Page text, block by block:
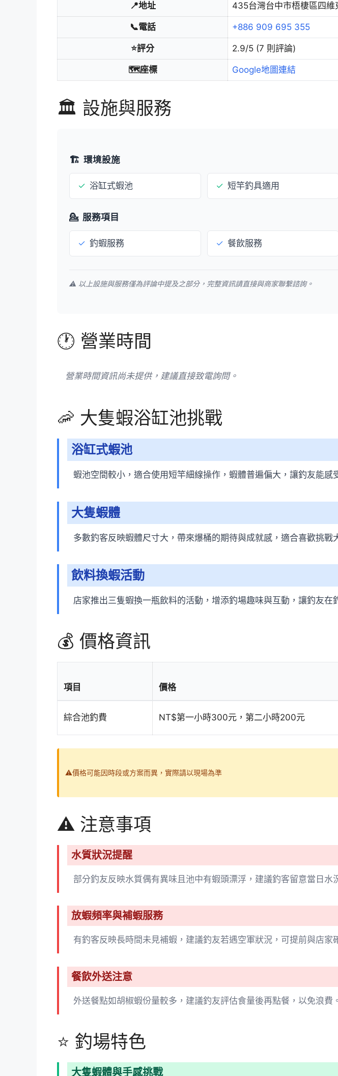
📍地址 435台灣台中市梧棲區四維
📞電話 +886 909 695 355
⭐評分 2.9/5 (7 則評論)
🗺️座標 Google地圖連結
🏛️ 設施與服務
🏗️ 環境設施
✓ 浴缸式蝦池 ✓ 短竿釣具適用
💁 服務項目
✓ 釣蝦服務 ✓ 餐飲服務
⚠️ 以上設施與服務僅為評論中提及之部分，完整資訊請直接與商家聯繫諮詢。
🕐 營業時間
營業時間資訊尚未提供，建議直接致電詢問。
🦐 大隻蝦浴缸池挑戰
浴缸式蝦池
蝦池空間較小，適合使用短竿細線操作，蝦體普遍偏大，讓釣友能感
大隻蝦體
多數釣客反映蝦體尺寸大，帶來爆桶的期待與成就感，適合喜歡挑戰
飲料換蝦活動
店家推出三隻蝦換一瓶飲料的活動，增添釣場趣味與互動，讓釣友在
💰 價格資訊
項目 價格
綜合池釣費 NT$第一小時300元，第二小時200元
⚠️價格可能因時段或方案而異，實際請以現場為準
⚠️ 注意事項
水質狀況提醒
部分釣友反映水質偶有異味且池中有蝦頭漂浮，建議釣客留意當日水
放蝦頻率與補蝦服務
有釣客反映長時間未見補蝦，建議釣友若遇空軍狀況，可提前與店家
餐飲外送注意
外送餐點如胡椒蝦份量較多，建議釣友評估食量後再點餐，以免浪費。
⭐ 釣場特色
大隻蝦體與手感挑戰